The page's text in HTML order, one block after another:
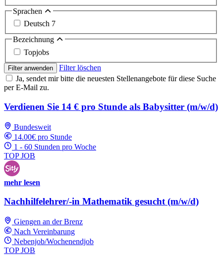
Sprachen
Deutsch 7
Bezeichnung
Topjobs
Filter anwenden
Filter löschen
Ja, sendet mir bitte die neuesten Stellenangebote für diese Suche
per E-Mail zu.
Verdienen Sie 14 € pro Stunde als Babysitter (m/w/d)
Bundesweit
14.00€ pro Stunde
1 - 60 Stunden pro Woche
TOP JOB
mehr lesen
Nachhilfelehrer/-in Mathematik gesucht (m/w/d)
Giengen an der Brenz
Nach Vereinbarung
Nebenjob/Wochenendjob
TOP JOB